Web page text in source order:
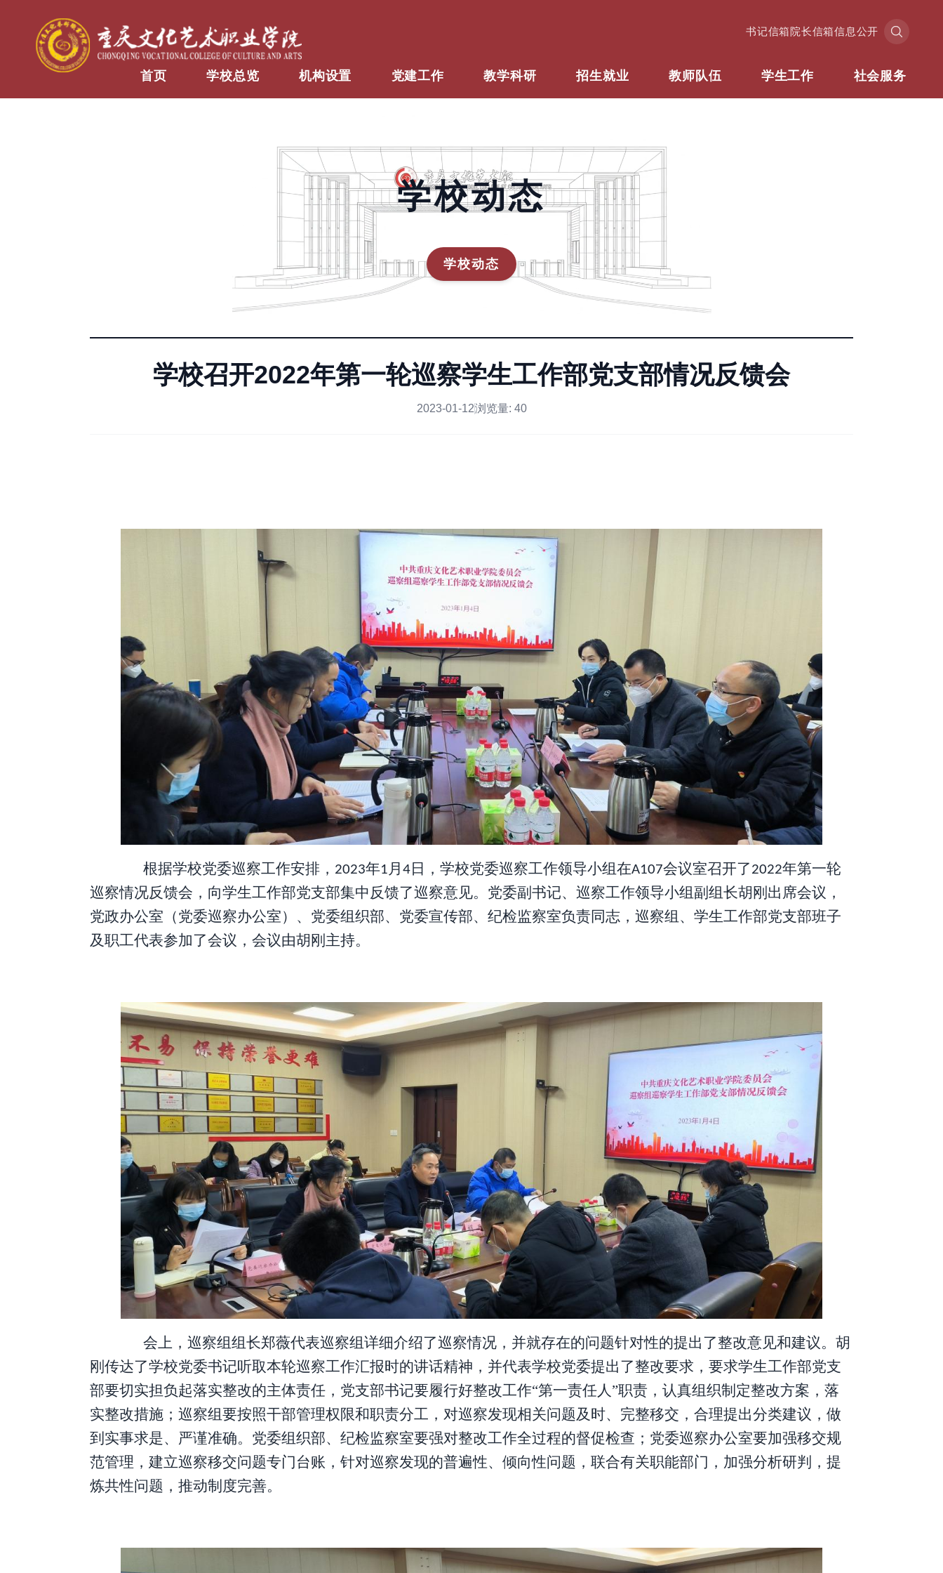
书记信箱院长信箱信息公开
首页 学校总览 机构设置 党建工作 教学科研 招生就业 教师队伍 学生工作 社会服务
学校动态
学校动态
学校召开2022年第一轮巡察学生工作部党支部情况反馈会
2023-01-12浏览量: 40
根据学校党委巡察工作安排， 2023年1月 4日，学校党委巡察工作领导小组在A107会议室召开了2022年第一轮
巡察情况反馈会，向学生工作部党支部集中反馈了巡察意见。党委副书记、巡察工作领导小组副组长胡刚出席会议，
党政办公室（党委巡察办公室）、党委组织部、党委宣传部、纪检监察室负责同志， 巡察组、 学生工作部党支部班子
及职工代表参加了会议，会议由胡刚主持。
会上，巡察组组长郑薇代表巡察组详细介绍了巡察情况，并就存在的问题针对性的提出了整改意见和建议。 胡
刚 传达了学校党委书记听取本轮巡察工作汇报时的讲话精神，并代表学校党委提出了整改要求， 要求学生工作部党支
部要切实担负起落实整改的主体责任，党支部书记要履行好整改工作“第一责任人”职责 ， 认真组织制定整改方案，落
实整改措施 ； 巡察组要按照干部管理权限和职责分工，对巡察发现相关问题及时、完整移交，合理提出分类建议，做
到实事求是、严谨准确。 党委组织部、 纪检监察室要强对整改工作全过程的督促检查； 党委巡察办公室要加强移交规
范管理，建立巡察移交问题专门台账，针对巡察发现的普遍性、倾向性问题，联合有关职能部门，加强分析研判，提
炼共性问题 ， 推动制度完善。